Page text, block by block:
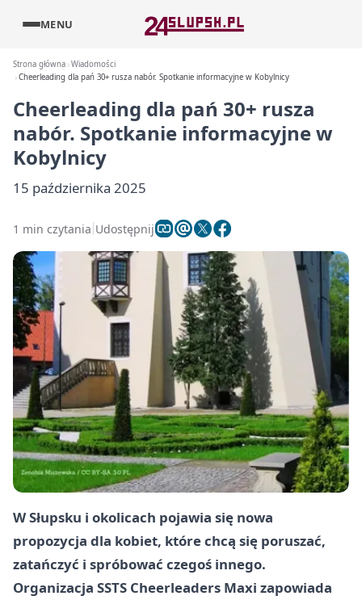
MENU
Strona główna Wiadomości
Cheerleading dla pań 30+ rusza nabór. Spotkanie informacyjne w Kobylnicy
Cheerleading dla pań 30+ rusza
nabór. Spotkanie informacyjne w
Kobylnicy
15 października 2025
1 min czytania Udostępnij
W Słupsku i okolicach pojawia się nowa
propozycja dla kobiet, które chcą się poruszać,
zatańczyć i spróbować czegoś innego.
Organizacja SSTS Cheerleaders Maxi zapowiada